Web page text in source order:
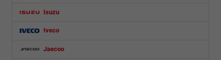
Isuzu
Iveco
Jaecoo